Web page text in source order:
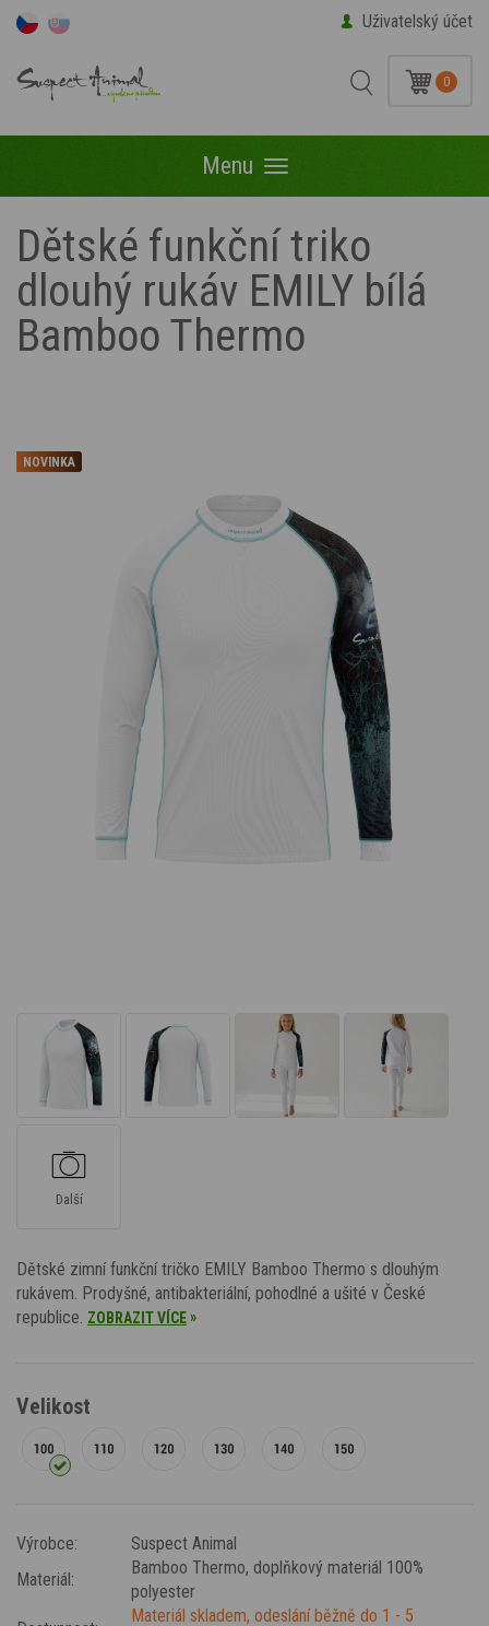
Uživatelský účet
0
Menu Menu
Dětské funkční triko
dlouhý rukáv EMILY bílá
Bamboo Thermo
NOVINKA
Další
Dětské zimní funkční tričko EMILY Bamboo Thermo s dlouhým
rukávem. Prodyšné, antibakteriální, pohodlné a ušité v České
republice. ZOBRAZIT VÍCE»
Velikost
Výrobce:
Suspect Animal
Materiál:
Bamboo Thermo, doplňkový materiál 100%
polyester
Materiál skladem, odeslání běžně do 1 - 5